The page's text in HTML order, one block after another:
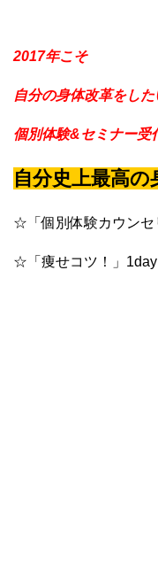
2017年こそ
自分の身体改革をし
個別体験&セミナー受
自分史上最高
☆「個別体験カウン
☆「痩せコツ！」